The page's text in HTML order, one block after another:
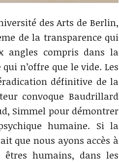
des Arts de Berlin,
de la transparence qui
angles compris dans la
n’offre que le vide. Les
définitive de la
convoque Baudrillard
Simmel pour démontrer
humaine. Si la
que nous ayons accès à
humains, dans les